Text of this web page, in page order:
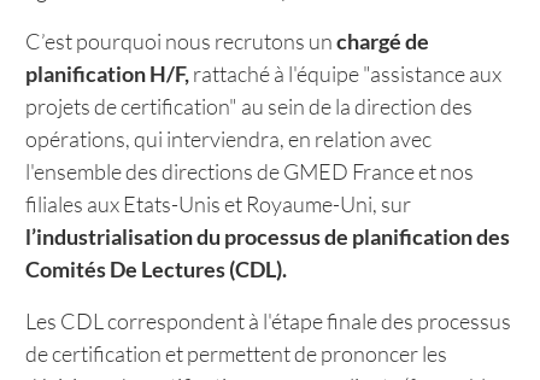
C’est pourquoi nous recrutons unchargé de
planification H/F,rattaché à l'équipe "assistance aux
projets de certification" au sein de la direction des
opérations, qui interviendra, en relation avec
l'ensemble des directions de GMED France et nos
filiales aux Etats-Unis et Royaume-Uni, sur
l’industrialisation du processus de planification des
Comités De Lectures (CDL).
Les CDL correspondent à l'étape finale des processus
de certification et permettent de prononcer les